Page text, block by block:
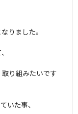
りました。
り組みたいです
いた事、